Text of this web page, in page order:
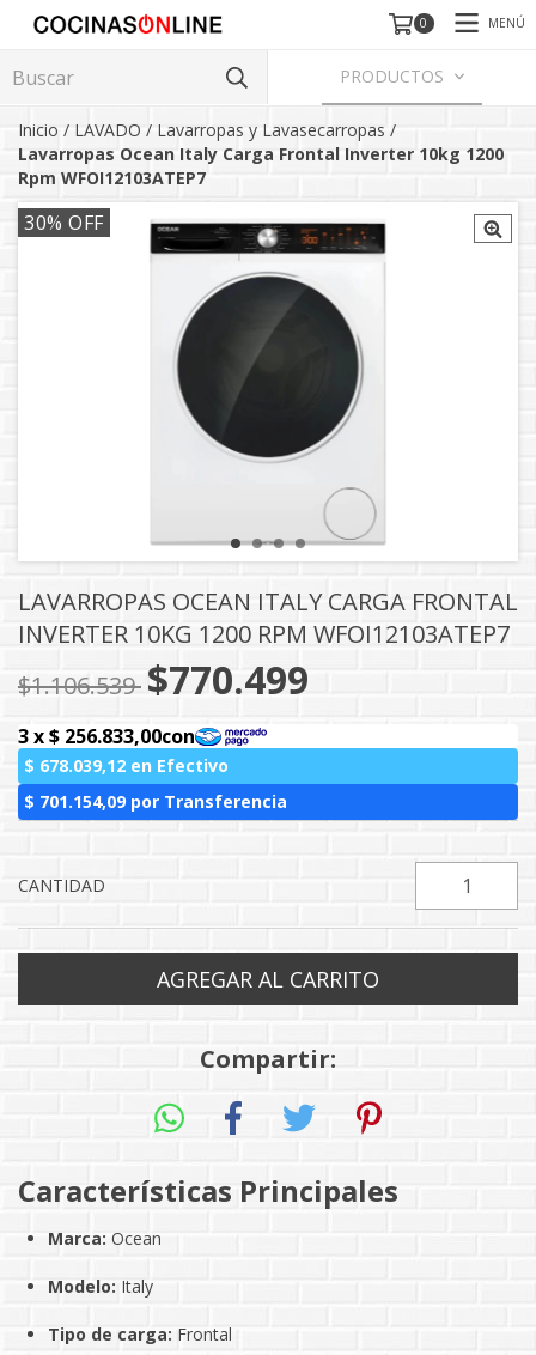
0 MENÚ
PRODUCTOS
Inicio / LAVADO / Lavarropas y Lavasecarropas /
Lavarropas Ocean Italy Carga Frontal Inverter 10kg 1200
Rpm WFOI12103ATEP7
30% OFF
LAVARROPAS OCEAN ITALY CARGA FRONTAL
INVERTER 10KG 1200 RPM WFOI12103ATEP7
$1.106.539 $770.499
CANTIDAD
Compartir:
Características Principales
Marca: Ocean
Modelo: Italy
Tipo de carga: Frontal